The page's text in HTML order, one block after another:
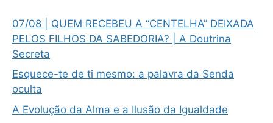
07/08 | QUEM RECEBEU A “CENTELHA” DEIXADA
PELOS FILHOS DA SABEDORIA? | A Doutrina
Secreta
Esquece-te de ti mesmo: a palavra da Senda
oculta
A Evolução da Alma e a Ilusão da Igualdade